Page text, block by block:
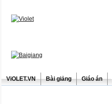
ViOLET.VN Bài giảng Giáo án